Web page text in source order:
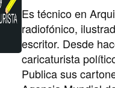
Es técnico en
radiofónico,
escritor. Desde
caricaturista
Publica sus